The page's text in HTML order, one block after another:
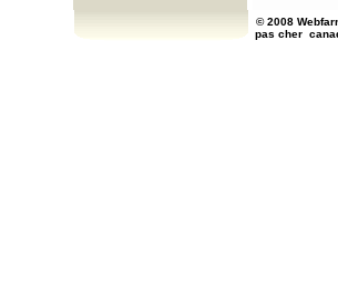
© 2008
pas cher